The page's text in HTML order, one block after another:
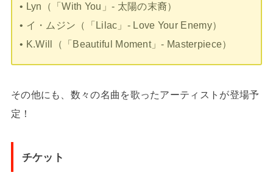
• Lyn（「With You」- 太陽の末裔）
• イ・ムジン（「Lilac」- Love Your Enemy）
• K.Will（「Beautiful Moment」- Masterpiece）
その他にも、数々の名曲を歌ったアーティストが登場予
定！
チケット